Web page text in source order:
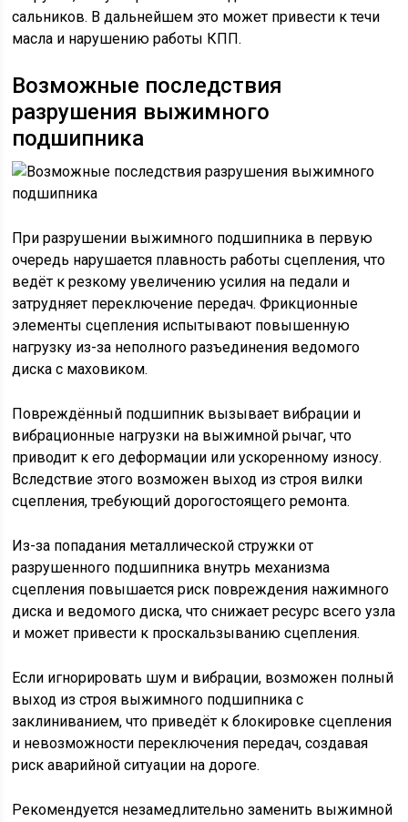
сальников. В дальнейшем это может привести к течи
масла и нарушению работы КПП.
Возможные последствия
разрушения выжимного
подшипника
При разрушении выжимного подшипника в первую
очередь нарушается плавность работы сцепления, что
ведёт к резкому увеличению усилия на педали и
затрудняет переключение передач. Фрикционные
элементы сцепления испытывают повышенную
нагрузку из-за неполного разъединения ведомого
диска с маховиком.
Повреждённый подшипник вызывает вибрации и
вибрационные нагрузки на выжимной рычаг, что
приводит к его деформации или ускоренному износу.
Вследствие этого возможен выход из строя вилки
сцепления, требующий дорогостоящего ремонта.
Из-за попадания металлической стружки от
разрушенного подшипника внутрь механизма
сцепления повышается риск повреждения нажимного
диска и ведомого диска, что снижает ресурс всего узла
и может привести к проскальзыванию сцепления.
Если игнорировать шум и вибрации, возможен полный
выход из строя выжимного подшипника с
заклиниванием, что приведёт к блокировке сцепления
и невозможности переключения передач, создавая
риск аварийной ситуации на дороге.
Рекомендуется незамедлительно заменить выжимной